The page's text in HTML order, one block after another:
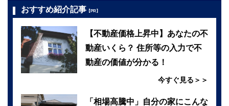
おすすめ紹介記事 【PR】
【不動産価格上昇中】あなたの不
動産いくら？ 住所等の入力で不
動産の価値が分かる！
今すぐ見る＞＞
「相場高騰中」自分の家にこんな